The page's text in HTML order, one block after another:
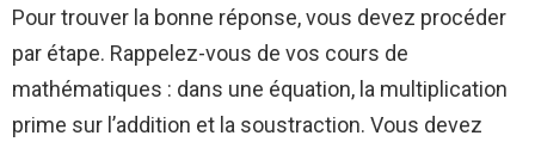
Pour trouver la bonne réponse, vous devez procéder
par étape. Rappelez-vous de vos cours de
mathématiques : dans une équation, la multiplication
prime sur l’addition et la soustraction. Vous devez